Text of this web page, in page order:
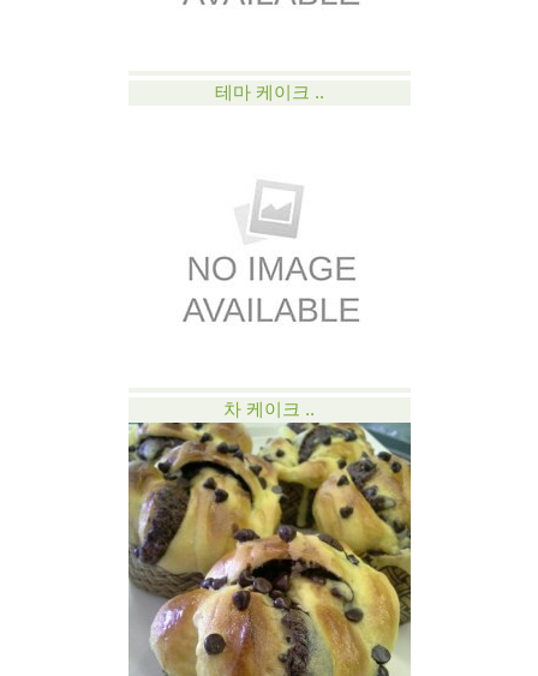
테마 케이크 ..
차 케이크 ..